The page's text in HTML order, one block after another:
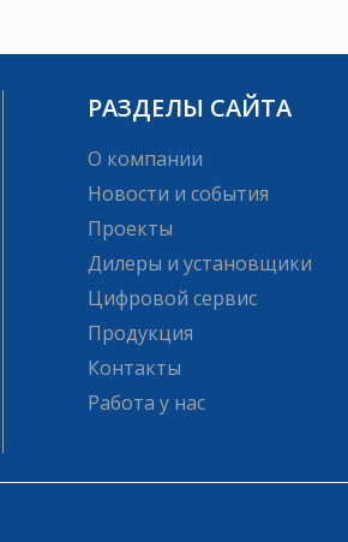
РАЗДЕЛЫ САЙТА
О компании
Новости и события
Проекты
Дилеры и установщики
Цифровой сервис
Продукция
Контакты
Работа у нас